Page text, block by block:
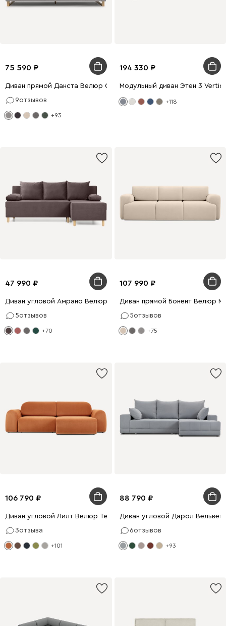
75 590
Диван прямой Данста Велюр Светло-серый
9отзывов
+93
194 330
Модульный диван Этен 3
+118
47 990
Диван угловой Амрано Велюр Коричневый
5отзывов
+70
107 990
Диван прямой Бонент Велюр
5отзывов
+75
106 790
Диван угловой Лилт Велюр Терракотовый
3отзыва
+101
88 790
Диван угловой Дарол Вельвет
6отзывов
+93